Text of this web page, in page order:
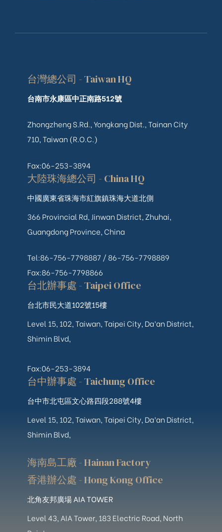
台灣總公司 - Taiwan HQ
台南市永康區中正南路512號
Zhongzheng S.Rd., Yongkang Dist., Tainan City
710, Taiwan (R.O.C.)
Fax:06-253-3894
大陸珠海總公司 - China HQ
中國廣東省珠海市紅旗鎮珠海大道北側
366 Provincial Rd, Jinwan District, Zhuhai,
Guangdong Province, China
Tel:86-756-7798887 / 86-756-7798889
Fax:86-756-7798866
台北辦事處 - Taipei Office
台北市民大道102號15樓
Level 15, 102, Taiwan, Taipei City, Da’an District,
Shimin Blvd,
Fax:06-253-3894
台中辦事處 - Taichung Office
台中市北屯區文心路四段288號4樓
Level 15, 102, Taiwan, Taipei City, Da’an District,
Shimin Blvd,
海南島工廠 - Hainan Factory
香港辦公處 - Hong Kong Office
北角友邦廣場 AIA TOWER
Level 43, AIA Tower, 183 Electric Road, North